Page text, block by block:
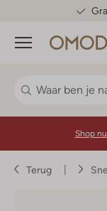
Menu
Shop
Terug